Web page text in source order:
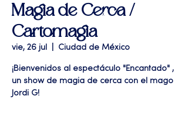
Magia de Cerca /
Cartomagia
vie, 26 jul Ciudad de México
¡Bienvenidos al espectáculo "Encantado" ,
un show de magia de cerca con el mago
Jordi G!